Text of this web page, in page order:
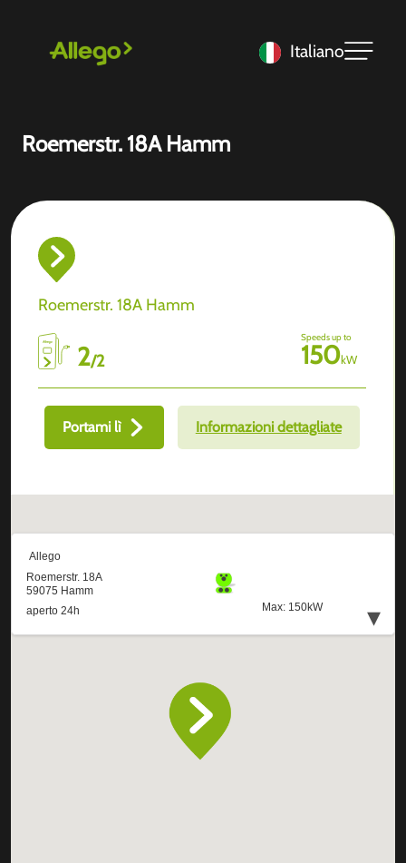
Italiano
Roemerstr. 18A Hamm
Roemerstr. 18A Hamm
2/2
Speeds up to
150kW
Portami lì Informazioni dettagliate